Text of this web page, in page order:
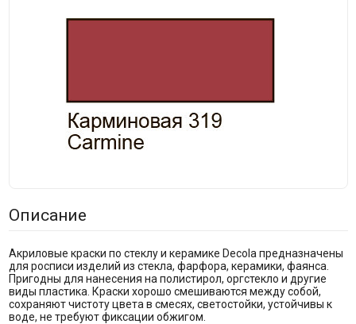
Описание
Акриловые краски по стеклу и керамике Decola предназначены
для росписи изделий из стекла, фарфора, керамики, фаянса.
Пригодны для нанесения на полистирол, оргстекло и другие
виды пластика. Краски хорошо смешиваются между собой,
сохраняют чистоту цвета в смесях, светостойки, устойчивы к
воде, не требуют фиксации обжигом.